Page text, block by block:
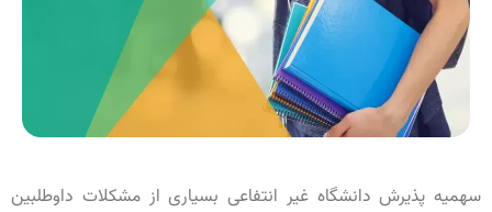
سهمیه پذیرش دانشگاه غیر انتفاعی بسیاری از مشکلات داوطلبین